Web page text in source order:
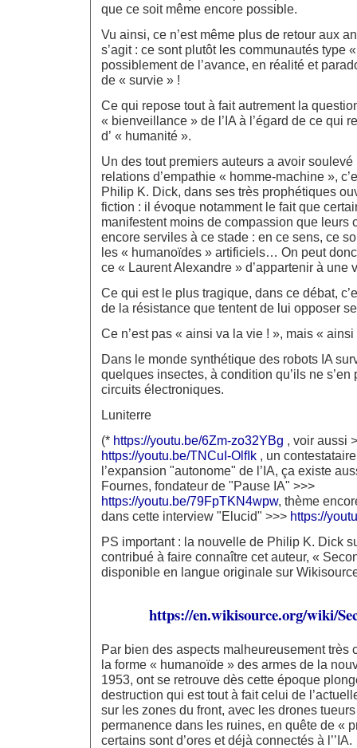
que ce soit même encore possible.
Vu ainsi, ce n’est même plus de retour aux
s’agit : ce sont plutôt les communautés type
possiblement de l’avance, en réalité et
de « survie » !
Ce qui repose tout à fait autrement la
« bienveillance » de l’IA à l’égard de ce qui
d’ « humanité ».
Un des tout premiers auteurs a avoir
relations d’empathie « homme-machine »,
Philip K. Dick, dans ses très prophétiques
fiction : il évoque notamment le fait que
manifestent moins de compassion que leurs
encore serviles à ce stade : en ce sens, ce
les « humanoïdes » artificiels… On peut
ce « Laurent Alexandre » d’appartenir à
Ce qui est le plus tragique, dans ce débat,
de la résistance que tentent de lui opposer
Ce n’est pas « ainsi va la vie ! », mais «
Dans le monde synthétique des robots IA
quelques insectes, à condition qu’ils ne
circuits électroniques.
Luniterre
(* https://youtu.be/6Zm-zo32YBg , voir aussi
https://youtu.be/TNCuI-OlfIk , un
l’expansion "autonome" de l’IA, ça existe
Fournes, fondateur de "Pause IA" >>>
https://youtu.be/79FpTKN4wpw, thème
dans cette interview "Elucid" >>> https://
PS important : la nouvelle de Philip K. Dick
contribué à faire connaître cet auteur, «
disponible en langue originale sur
https://en.wikisource.org/wiki/
Par bien des aspects malheureusement très
la forme « humanoïde » des armes de la
1953, ont se retrouve dès cette époque
destruction qui est tout à fait celui de
sur les zones du front, avec les drones
permanence dans les ruines, en quête de «
certains sont d’ores et déjà connectés à l’’IA.